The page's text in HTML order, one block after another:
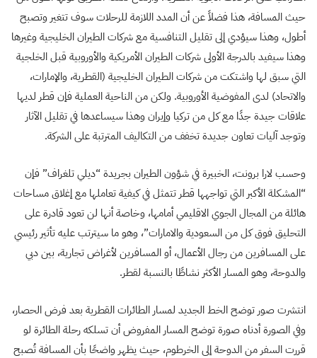
حيث المسافة، هذا فضلاً عن أن المدد اللازمة للرحلات سوف تتغير وتصبح
أطول، وهذا سيؤدي إلى تقليل التنافسية مع شركات الطيران الخليجية وغيرها
وهذا سيفيد بالدرجة الأولى شركات الطيران الأمريكية والأوروبية قبل الخلجية
التي سبق لها واشتكت من شركات الطيران الخليجية (القطرية، والإمارات،
والاتحاد) لدى المفوضية الأوروبية. ولكن من الناحية العملية فإن قطر لديها
علاقات جيدة جدًا مع كل من تركيا وإيران وهذا سيساعدها في تقليل الآثار
وتوجد آليات تعاون جديدة تخفف من التكاليف المترتبة على الشركة.
وحسب لارا برونت، الخبيرة في شؤون الطيران بجريدة “ديلي تلغراف” فإن
“المشكلة الأكبر التي تواجهها قطر تتمثل في كيفية تعاملها مع إغلاق مساحات
هائلة من المجال الجوي الاقليمي أمامها، وخاصة أنها لن تعود قادرة على
التحليق فوق كل من السعودية والامارات”، وهو ما سيترتب عليه تأثير رئيسي
على المسافرين من رجال الأعمال، أو المسافرين لأغراض تجارية، بين دبي
والدوحة، وهو المسار الأكثر نشاطًا بالنسبة لقطر.
انتشرت صور توضح الخط الجديد لمسار الطائرات القطرية بعد فرض الحصار،
وفي الصورة أدناه صورة توضح المسار المفروض أن تسلكه رحلة الطائرة لو
قررت السفر من الدوحة إلى الخرطوم، حيث يظهر واضحًا بأن المسافة تُصبح